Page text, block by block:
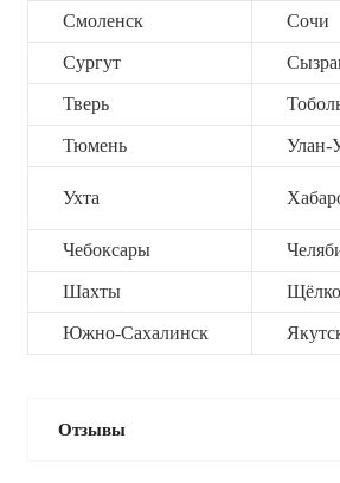
Смоленск Сочи
Сургут
Тверь
Тюмень Улан-
Ухта
Чебоксары
Шахты
Южно-Сахалинск
Отзывы